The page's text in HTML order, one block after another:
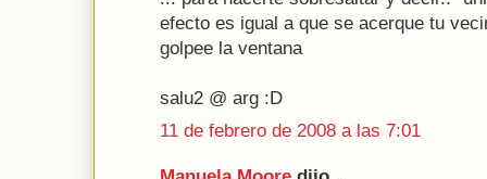
efecto es igual a que se acerque tu
golpee la ventana
salu2 @ arg :D
11 de febrero de 2008 a las 7:01